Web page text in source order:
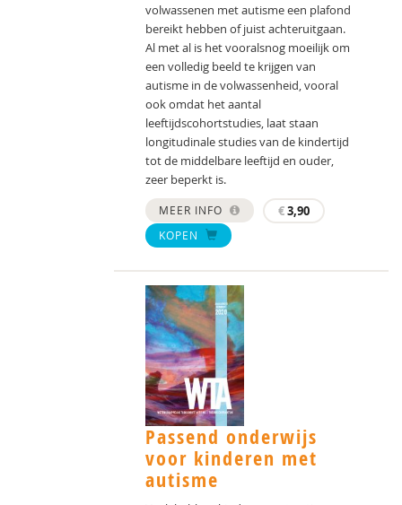
volwassenen met autisme een plafond
bereikt hebben of juist achteruitgaan.
Al met al is het vooralsnog moeilijk om
een volledig beeld te krijgen van
autisme in de volwassenheid, vooral
ook omdat het aantal
leeftijdscohortstudies, laat staan
longitudinale studies van de kindertijd
tot de middelbare leeftijd en ouder,
zeer beperkt is.
MEER INFO €3,90
KOPEN
Passend onderwijs
voor kinderen met
autisme